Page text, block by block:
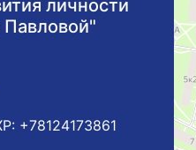
личности
+78124173861